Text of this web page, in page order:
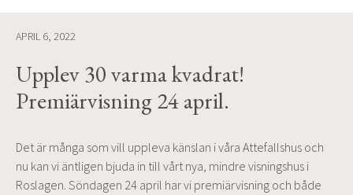
APRIL 6, 2022
Upplev 30 varma kvadrat!
Premiärvisning 24 april.
Det är många som vill uppleva känslan i våra Attefallshus och
nu kan vi äntligen bjuda in till vårt nya, mindre visningshus i
Roslagen. Söndagen 24 april har vi premiärvisning och både